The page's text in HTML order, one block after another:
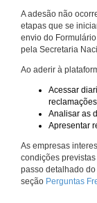
A adesão não
etapas que se
envio do
pela Secretaria
Ao aderir à
Acessar
Analisar as
Apresentar
As empresas
condições
passo detalhado
seção Perguntas